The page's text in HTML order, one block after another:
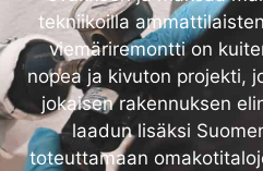
tekniikoilla
viemäriremontti on
nopea ja kivuton projekti,
jokaisen rakennuksen
laadun lisäksi
toteuttamaan